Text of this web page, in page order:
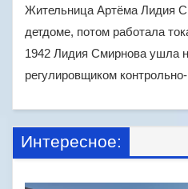
Жительница Артёма Лидия
детдоме, потом работала
1942 Лидия Смирнова ушла
регулировщиком
Интересное: